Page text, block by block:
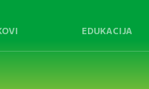
EDUKACIJA